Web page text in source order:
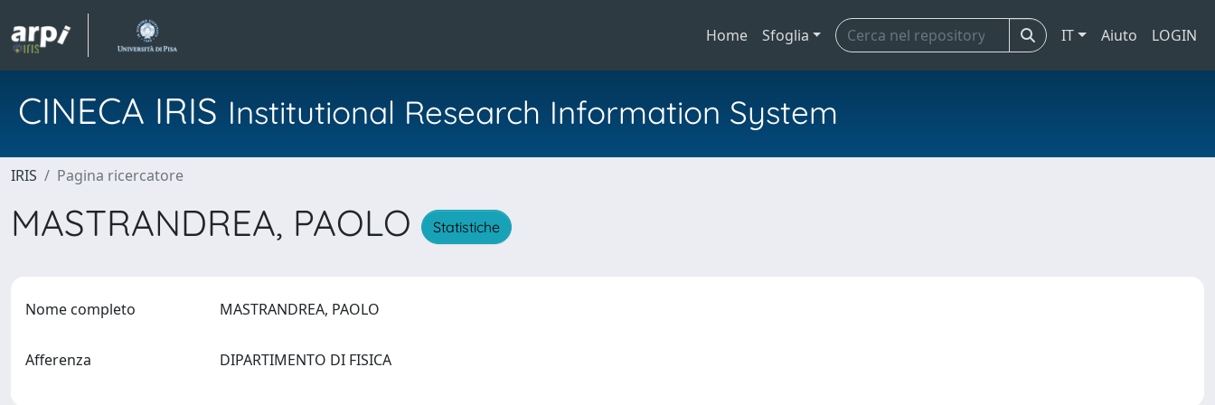
Home Sfoglia IT Aiuto LOGIN
CINECA IRIS Institutional Research Information System
IRIS Pagina ricercatore
MASTRANDREA, PAOLO Statistiche
Nome completo MASTRANDREA, PAOLO
Afferenza DIPARTIMENTO DI FISICA